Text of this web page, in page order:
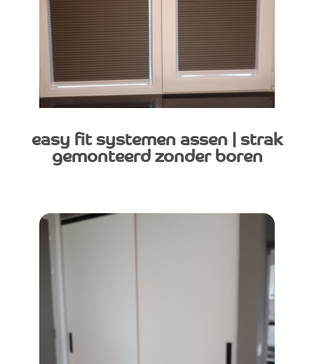
easy fit systemen assen | strak
gemonteerd zonder boren